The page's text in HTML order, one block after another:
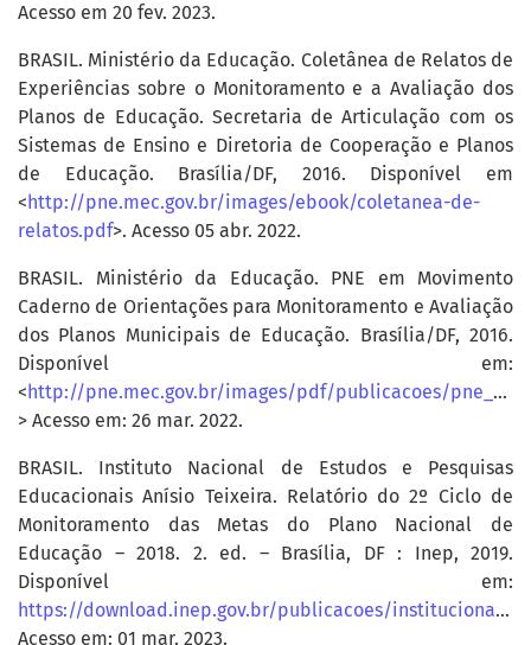
Acesso em 20 fev. 2023.
BRASIL. Ministério da Educação. Coletânea de Relatos de
Experiências sobre o Monitoramento e a Avaliação dos
Planos de Educação. Secretaria de Articulação com os
Sistemas de Ensino e Diretoria de Cooperação e Planos
de Educação. Brasília/DF, 2016. Disponível em
< http://pne.mec.gov.br/images/ebook/coletanea-de-
relatos.pdf>. Acesso 05 abr. 2022.
BRASIL. Ministério da Educação. PNE em Movimento
Caderno de Orientações para Monitoramento e Avaliação
dos Planos Municipais de Educação. Brasília/DF, 2016.
Disponível em:
< http://pne.mec.gov.br/images/pdf/publicacoes/pne_pme_caderno_de_orientacoes_final.PDF
> Acesso em: 26 mar. 2022.
BRASIL. Instituto Nacional de Estudos e Pesquisas
Educacionais Anísio Teixeira. Relatório do 2º Ciclo de
Monitoramento das Metas do Plano Nacional de
Educação – 2018. 2. ed. – Brasília, DF : Inep, 2019.
Disponível em:
https://download.inep.gov.br/publicacoes/institucionais/plano_nacional_de_educacao/relatorio_do_segundo_ciclo_de_monitoramento_das_metas_do_pne_2018_2_edicao.pdf
Acesso em: 01 mar. 2023.